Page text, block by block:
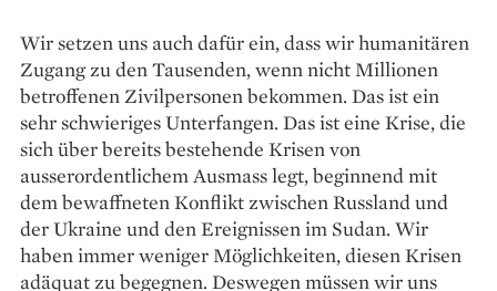
Wir setzen uns auch dafür ein, dass wir humanitären
Zugang zu den Tausenden, wenn nicht Millionen
betroffenen Zivilpersonen bekommen. Das ist ein
sehr schwieriges Unterfangen. Das ist eine Krise, die
sich über bereits bestehende Krisen von
ausserordentlichem Ausmass legt, beginnend mit
dem bewaffneten Konflikt zwischen Russland und
der Ukraine und den Ereignissen im Sudan. Wir
haben immer weniger Möglichkeiten, diesen Krisen
adäquat zu begegnen. Deswegen müssen wir uns